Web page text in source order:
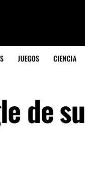
JUEGOS CIENCIA
de su